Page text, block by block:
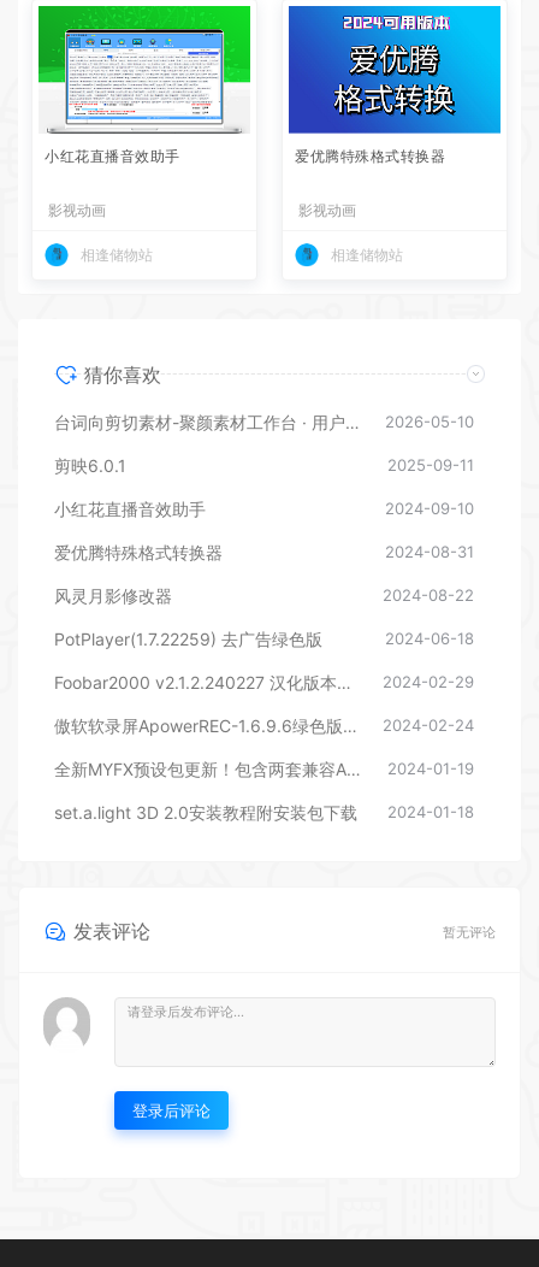
小红花直播音效助手
影视动画
相逢储物站
爱优腾特殊格式转换器
影视动画
相逢储物站
猜你喜欢
台词向剪切素材-聚颜素材工作台 · 用户使用说明 2026-05-10
剪映6.0.1 2025-09-11
小红花直播音效助手 2024-09-10
爱优腾特殊格式转换器 2024-08-31
风灵月影修改器 2024-08-22
PotPlayer(1.7.22259) 去广告绿色版 2024-06-18
Foobar2000 v2.1.2.240227 汉化版本下载 2024-02-29
傲软软录屏ApowerREC-1.6.9.6绿色版本 2024-02-24
全新MYFX预设包更新！包含两套兼容AEPR的预设，后期剪辑包装必备 2024-01-19
set.a.light 3D 2.0安装教程附安装包下载 2024-01-18
发表评论 暂无评论
登录后评论